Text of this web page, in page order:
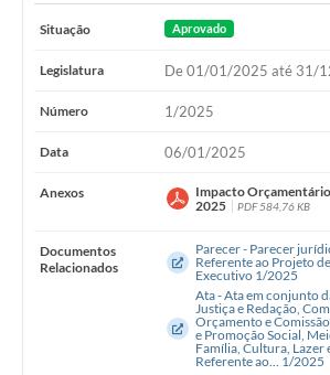
Situação Aprovado
Legislatura De 01/01/2025 até 31/
Número 1/2025
Data 06/01/2025
Anexos
Impacto
2025
PDF 584,76 KB
Documentos
Relacionados
Parecer - Parecer
Referente ao Projeto
Executivo 1/2025
Ata - Ata em conjunto
Justiça e Redação,
Orçamento e
e Promoção Social,
Família, Cultura, Lazer
Referente ao... 1/2025